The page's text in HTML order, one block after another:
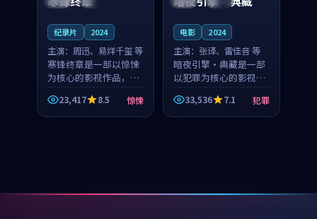
纪录片 2024
主演： 周迅、易烊千玺 等
寒锋终章是一部以惊悚
为核心的影视作品，围
绕危机、反转与人物成
长展开，整体节奏紧
凑，值得推荐观看。
23,417 8.5 惊悚
电影 2024
主演： 张译、雷佳音 等
暗夜引擎·典藏是一部
以犯罪为核心的影视作
品，围绕危机、反转与
人物成长展开，整体节
奏紧凑，值得推荐观
33,536 7.1 犯罪